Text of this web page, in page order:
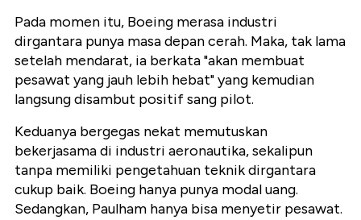
Pada momen itu, Boeing merasa industri
dirgantara punya masa depan cerah. Maka, tak lama
setelah mendarat, ia berkata "akan membuat
pesawat yang jauh lebih hebat" yang kemudian
langsung disambut positif sang pilot.
Keduanya bergegas nekat memutuskan
bekerjasama di industri aeronautika, sekalipun
tanpa memiliki pengetahuan teknik dirgantara
cukup baik. Boeing hanya punya modal uang.
Sedangkan, Paulham hanya bisa menyetir pesawat.